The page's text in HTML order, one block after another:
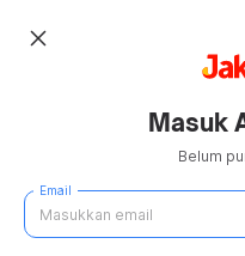
close
Masuk
Belum
Email